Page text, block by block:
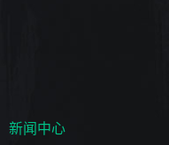
新闻中心